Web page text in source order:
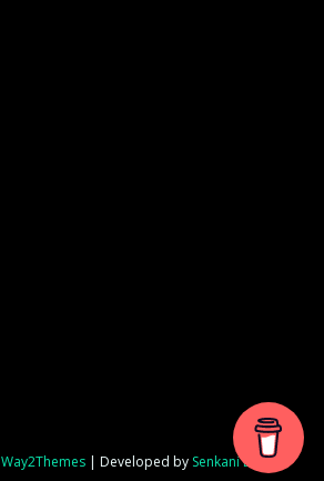
Way2Themes| Developed by Senkani Digital